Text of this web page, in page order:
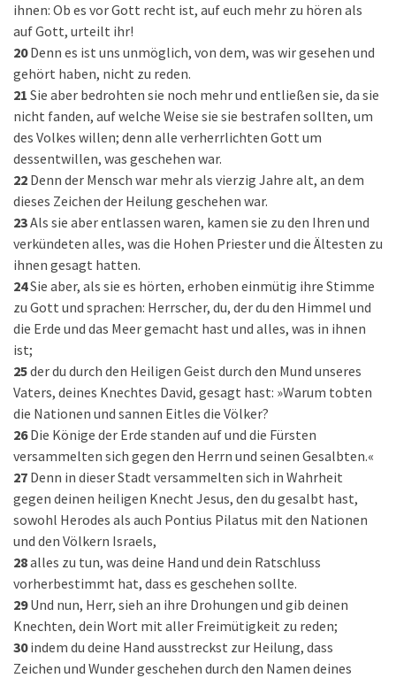
ihnen: Ob es vor Gott recht ist, auf euch mehr zu hören als
auf Gott, urteilt ihr!
20 Denn es ist uns unmöglich, von dem, was wir gesehen und
gehört haben, nicht zu reden.
21 Sie aber bedrohten sie noch mehr und entließen sie, da sie
nicht fanden, auf welche Weise sie sie bestrafen sollten, um
des Volkes willen; denn alle verherrlichten Gott um
dessentwillen, was geschehen war.
22 Denn der Mensch war mehr als vierzig Jahre alt, an dem
dieses Zeichen der Heilung geschehen war.
23Als sie aber entlassen waren, kamen sie zu den Ihren und
verkündeten alles, was die Hohen Priester und die Ältesten zu
ihnen gesagt hatten.
24Sie aber, als sie es hörten, erhoben einmütig ihre Stimme
zu Gott und sprachen: Herrscher, du, der du den Himmel und
die Erde und das Meer gemacht hast und alles, was in ihnen
ist;
25der du durch den Heiligen Geist durch den Mund unseres
Vaters, deines Knechtes David, gesagt hast: »Warum tobten
die Nationen und sannen Eitles die Völker?
26 Die Könige der Erde standen auf und die Fürsten
versammelten sich gegen den Herrn und seinen Gesalbten.«
27 Denn in dieser Stadt versammelten sich in Wahrheit
gegen deinen heiligen Knecht Jesus, den du gesalbt hast,
sowohl Herodes als auch Pontius Pilatus mit den Nationen
und den Völkern Israels,
28alles zu tun, was deine Hand und dein Ratschluss
vorherbestimmt hat, dass es geschehen sollte.
29 Und nun, Herr, sieh an ihre Drohungen und gib deinen
Knechten, dein Wort mit aller Freimütigkeit zu reden;
30 indem du deine Hand ausstreckst zur Heilung, dass
Zeichen und Wunder geschehen durch den Namen deines